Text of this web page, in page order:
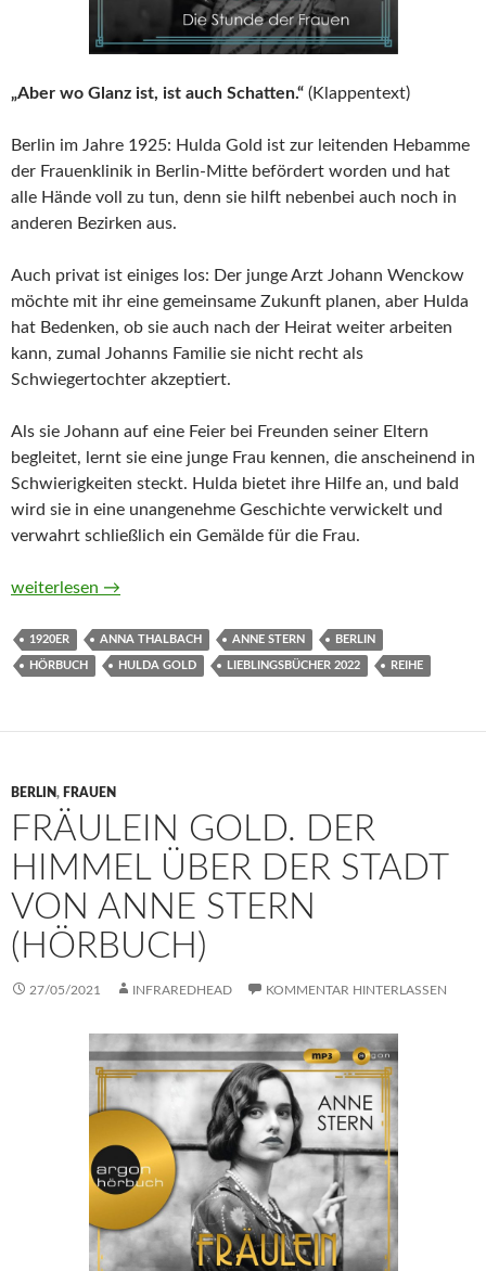
„Aber wo Glanz ist, ist auch Schatten.“ (Klappentext)
Berlin im Jahre 1925: Hulda Gold ist zur leitenden Hebamme
der Frauenklinik in Berlin-Mitte befördert worden und hat
alle Hände voll zu tun, denn sie hilft nebenbei auch noch in
anderen Bezirken aus.
Auch privat ist einiges los: Der junge Arzt Johann Wenckow
möchte mit ihr eine gemeinsame Zukunft planen, aber Hulda
hat Bedenken, ob sie auch nach der Heirat weiter arbeiten
kann, zumal Johanns Familie sie nicht recht als
Schwiegertochter akzeptiert.
Als sie Johann auf eine Feier bei Freunden seiner Eltern
begleitet, lernt sie eine junge Frau kennen, die anscheinend in
Schwierigkeiten steckt. Hulda bietet ihre Hilfe an, und bald
wird sie in eine unangenehme Geschichte verwickelt und
verwahrt schließlich ein Gemälde für die Frau.
Fräulein Gold. Die Stunde der Frauen (Die Hebamme von
weiterlesen →
1920ER ANNA THALBACH ANNE STERN BERLIN
HÖRBUCH HULDA GOLD LIEBLINGSBÜCHER 2022 REIHE
BERLIN, FRAUEN
FRÄULEIN GOLD. DER
HIMMEL ÜBER DER STADT
VON ANNE STERN
(HÖRBUCH)
27/05/2021 INFRAREDHEAD KOMMENTAR HINTERLASSEN